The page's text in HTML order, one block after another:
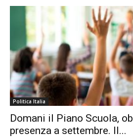
Politica Italia
Domani il Piano Scuola,
presenza a settembre. Il...